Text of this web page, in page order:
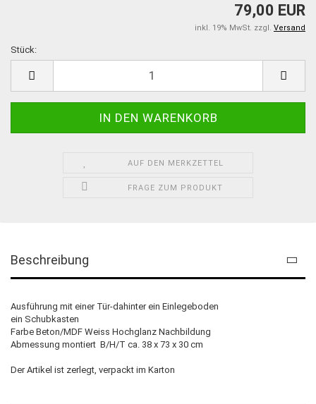
79,00 EUR
inkl. 19% MwSt. zzgl. Versand
Stück:
AUF DEN MERKZETTEL
FRAGE ZUM PRODUKT
Beschreibung
Ausführung mit einer Tür-dahinter ein Einlegeboden
ein Schubkasten
Farbe Beton/MDF Weiss Hochglanz Nachbildung
Abmessung montiert B/H/T ca. 38 x 73 x 30 cm
Der Artikel ist zerlegt, verpackt im Karton